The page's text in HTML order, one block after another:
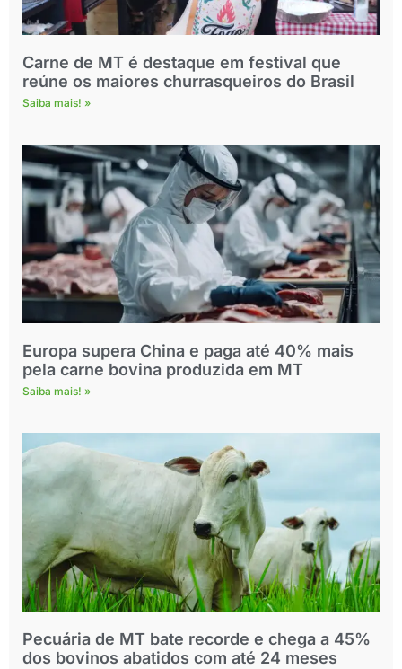
Carne de MT é destaque em festival que
reúne os maiores churrasqueiros do Brasil
Saiba mais! »
Europa supera China e paga até 40% mais
pela carne bovina produzida em MT
Saiba mais! »
Pecuária de MT bate recorde e chega a 45%
dos bovinos abatidos com até 24 meses